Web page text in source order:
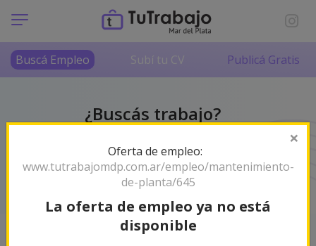
Buscá Empleo Subí tu CV Publicá Gratis
¿Buscás trabajo?
Somos tu radar de empleos en Mar del Plata y la
zona. ¡Encontrá tu próximo desafío profesional!
Orden
×
Oferta de empleo:
www.tutrabajomdp.com.ar/empleo/mantenimiento-
de-planta/645
La oferta de empleo ya no está
disponible